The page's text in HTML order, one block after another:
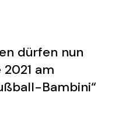
dürfen nun
am
Bambini“